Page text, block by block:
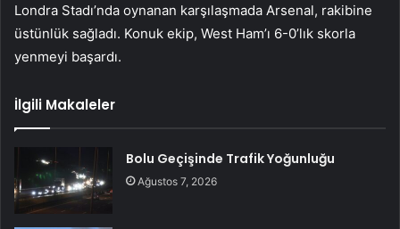
Londra Stadı’nda oynanan karşılaşmada Arsenal, rakibine
üstünlük sağladı. Konuk ekip, West Ham’ı 6-0’lık skorla
yenmeyi başardı.
İlgili Makaleler
Bolu Geçişinde Trafik Yoğunluğu
Ağustos 7, 2026